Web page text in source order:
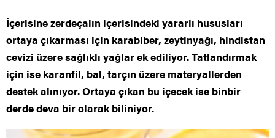
İçerisine zerdeçalın içerisindeki yararlı hususları
ortaya çıkarması için karabiber, zeytinyağı, hindistan
cevizi üzere sağlıklı yağlar ek ediliyor. Tatlandırmak
için ise karanfil, bal, tarçın üzere materyallerden
destek alınıyor. Ortaya çıkan bu içecek ise binbir
derde deva bir olarak biliniyor.